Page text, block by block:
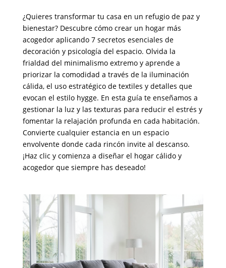
¿Quieres transformar tu casa en un refugio de paz y
bienestar? Descubre cómo crear un hogar más
acogedor aplicando 7 secretos esenciales de
decoración y psicología del espacio. Olvida la
frialdad del minimalismo extremo y aprende a
priorizar la comodidad a través de la iluminación
cálida, el uso estratégico de textiles y detalles que
evocan el estilo hygge. En esta guía te enseñamos a
gestionar la luz y las texturas para reducir el estrés y
fomentar la relajación profunda en cada habitación.
Convierte cualquier estancia en un espacio
envolvente donde cada rincón invite al descanso.
¡Haz clic y comienza a diseñar el hogar cálido y
acogedor que siempre has deseado!